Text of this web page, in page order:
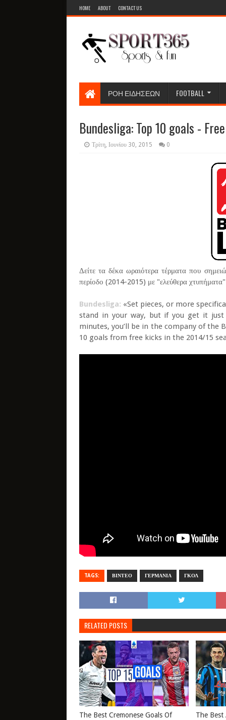
HOME ABOUT CONTACT US
ΡΟΗ ΕΙΔΗΣΕΩΝ FOOTBALL
Bundesliga: Top 10 goals -
Τρίτη, Ιουνίου 30, 2015 0
Δείτε τα δέκα ωραιότερα τέρματα που
περίοδο (2014-2015) με "ελεύθερα
Bundesliga: «Set pieces, or more
stand in your way, but if you get it just
minutes, you’ll be in the company of the
10 goals from free kicks in the 2014/15
TAGS: ΒΙΝΤΕΟ ΓΕΡΜΑΝΙΑ ΓΚΟΛ
RELATED POSTS
The Best Cremonese Goals Of
The Best